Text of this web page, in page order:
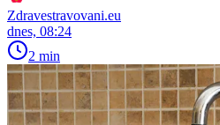
Zdravestravovani.eu
dnes, 08:24
2 min